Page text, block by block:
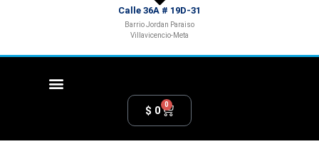
Calle 36A # 19D-31
Barrio Jordan Paraiso
Villavicencio-Meta
$ 0 0